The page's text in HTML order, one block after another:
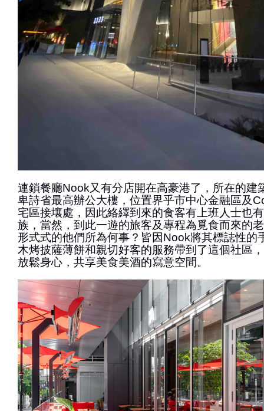
連鎖餐廳Nook又有分店開在高豪港了，所在的建
卑詩省最高辦公大樓，位置界乎市中心金融區及
宅區接壤處，因此絡繹到來的食客有上班人士也
族，當然，到此一遊的旅客及專程為覓食而來的
形式式的他們所為何事？皆因Nook將其標誌性的
木烤披薩薄餅和親切好客的服務帶到了這個社區
放鬆身心，共享美食美酒的寫意空間。